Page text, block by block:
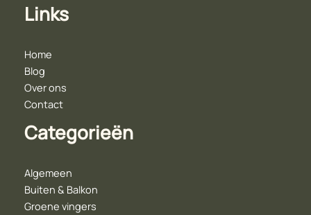
Links
Home
Blog
Over ons
Contact
Categorieën
Algemeen
Buiten & Balkon
Groene vingers